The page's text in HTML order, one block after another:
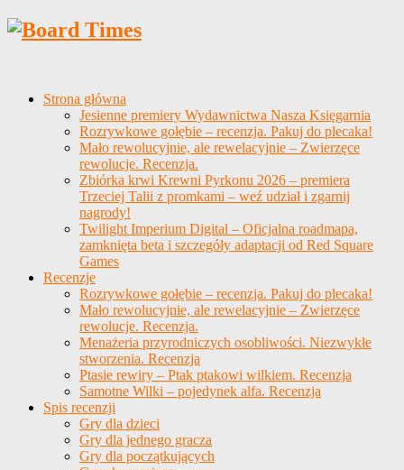
Strona główna
Jesienne premiery Wydawnictwa Nasza Księgarnia
Rozrywkowe gołębie – recenzja. Pakuj do plecaka!
Mało rewolucyjnie, ale rewelacyjnie – Zwierzęce
rewolucje. Recenzja.
Zbiórka krwi Krewni Pyrkonu 2026 – premiera
Trzeciej Talii z promkami – weź udział i zgarnij
nagrody!
Twilight Imperium Digital – Oficjalna roadmapa,
zamknięta beta i szczegóły adaptacji od Red Square
Games
Recenzje
Rozrywkowe gołębie – recenzja. Pakuj do plecaka!
Mało rewolucyjnie, ale rewelacyjnie – Zwierzęce
rewolucje. Recenzja.
Menażeria przyrodniczych osobliwości. Niezwykłe
stworzenia. Recenzja
Ptasie rewiry – Ptak ptakowi wilkiem. Recenzja
Samotne Wilki – pojedynek alfa. Recenzja
Spis recenzji
Gry dla dzieci
Gry dla jednego gracza
Gry dla początkujących